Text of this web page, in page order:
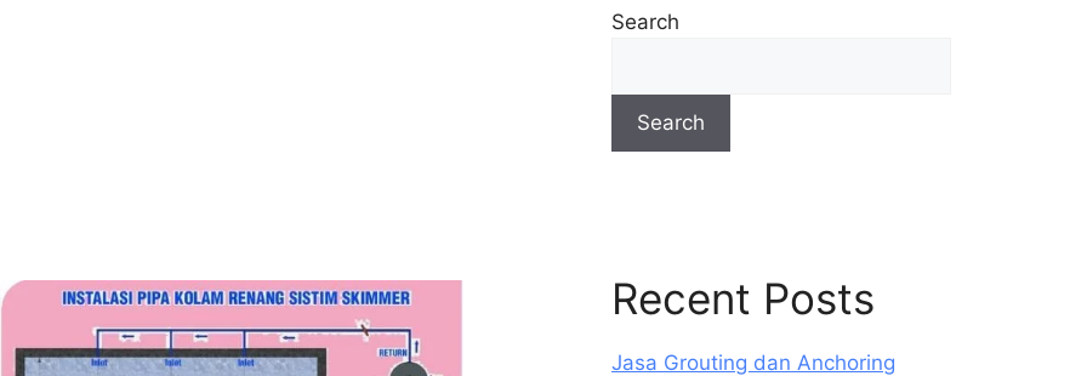
Search
Search
Recent Posts
Jasa Grouting dan Anchoring